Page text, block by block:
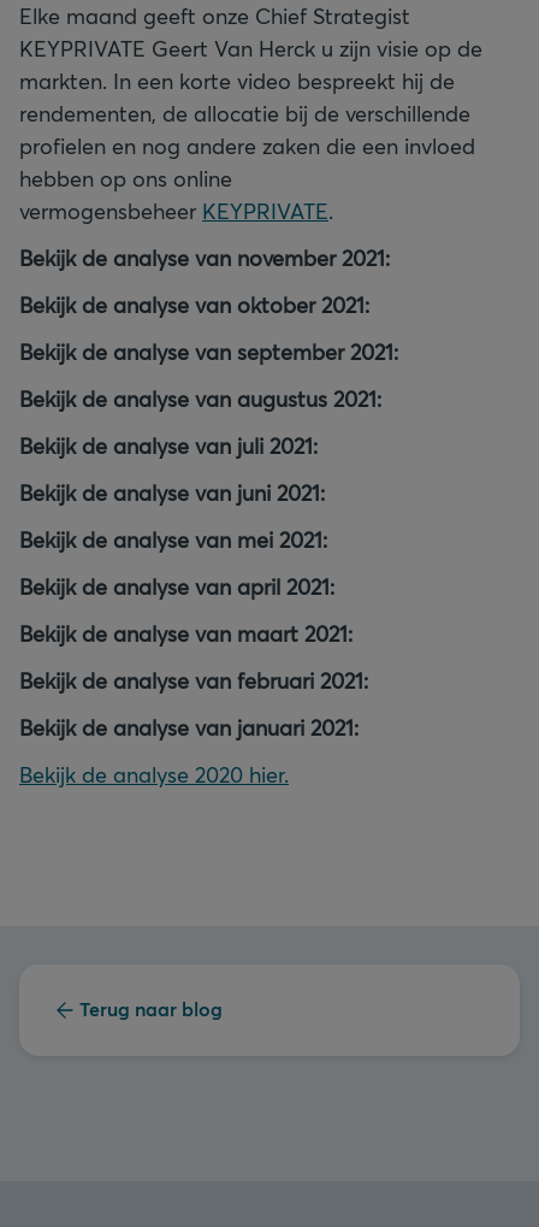
Elke maand geeft onze Chief Strategist
KEYPRIVATE Geert Van Herck u zijn visie op de
markten. In een korte video bespreekt hij de
rendementen, de allocatie bij de verschillende
profielen en nog andere zaken die een invloed
hebben op ons online
vermogensbeheer KEYPRIVATE.
Bekijk de analyse van november 2021:
Bekijk de analyse van oktober 2021:
Bekijk de analyse van september 2021:
Bekijk de analyse van augustus 2021:
Bekijk de analyse van juli 2021:
Bekijk de analyse van juni 2021:
Bekijk de analyse van mei 2021:
Bekijk de analyse van april 2021:
Bekijk de analyse van maart 2021:
Bekijk de analyse van februari 2021:
Bekijk de analyse van januari 2021:
Bekijk de analyse 2020 hier.
Terug naar blog